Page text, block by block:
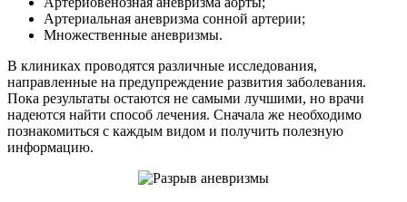
Артериальная аневризма сонной артерии;
Множественные аневризмы.
В клиниках проводятся различные исследования,
направленные на предупреждение развития заболевания.
Пока результаты остаются не самыми лучшими, но врачи
надеются найти способ лечения. Сначала же необходимо
познакомиться с каждым видом и получить полезную
информацию.